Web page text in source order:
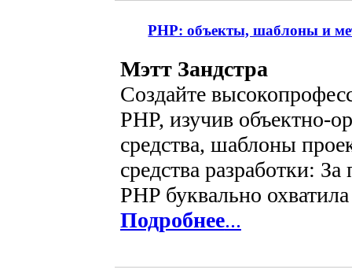
PHP: объекты, шаблоны и
Мэтт Зандстра
Создайте
PHP, изучив объектно-
средства, шаблоны
средства разработки:
PHP буквально
Подробнее...